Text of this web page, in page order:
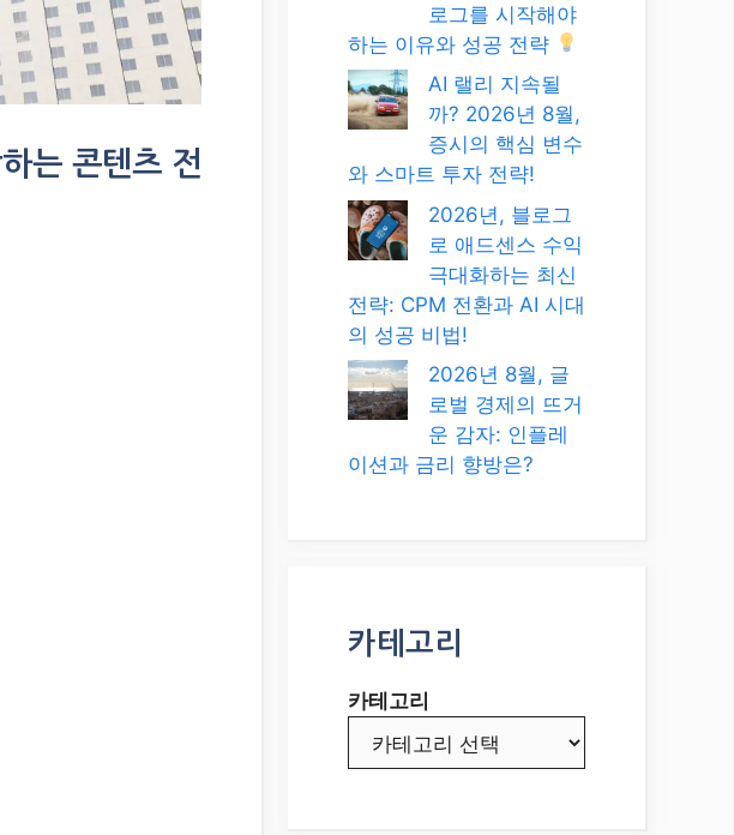
는 콘텐츠 전
로그를 시작해야
하는 이유와 성공 전략
AI 랠리 지속될
까? 2026년 8월,
증시의 핵심 변수
와 스마트 투자 전략!
2026년, 블로그
로 애드센스 수익
극대화하는 최신
전략: CPM 전환과 AI 시대
의 성공 비법!
2026년 8월, 글
로벌 경제의 뜨거
운 감자: 인플레
이션과 금리 향방은?
카테고리
카테고리